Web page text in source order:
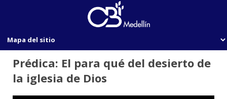
Prédica: El para qué del desierto de
la iglesia de Dios